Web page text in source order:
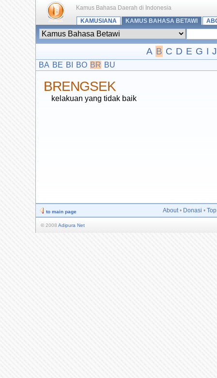
Kamus Bahasa Daerah di Indonesia
KAMUSIANA
KAMUS BAHASA BETAWI
A B C D E G I J
BA BE BI BO BR BU
BRENGSEK
kelakuan yang tidak baik
to main page About • Donasi •
© 2008 Adipura Net